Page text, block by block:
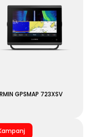
GPSMAP 723XSV